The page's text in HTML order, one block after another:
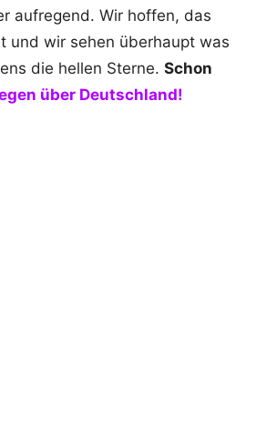
aufregend. Wir hoffen, das
und wir sehen überhaupt was
die hellen Sterne. Schon
über Deutschland!